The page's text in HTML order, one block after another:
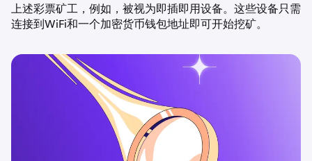
上述彩票矿工，例如，被视为即插即用设备。这些设备只需
连接到WiFi和一个加密货币钱包地址即可开始挖矿。